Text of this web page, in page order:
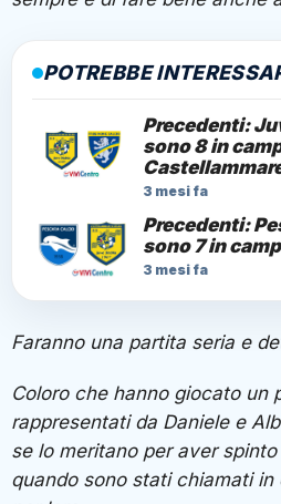
POTREBBE
Precedenti:
sono 8 in
3 mesi fa
Precedenti:
sono 7 in
3 mesi fa
Faranno una partita seria e
Coloro che hanno giocato un
rappresentati da Daniele e
se lo meritano per aver
quando sono stati chiamati in